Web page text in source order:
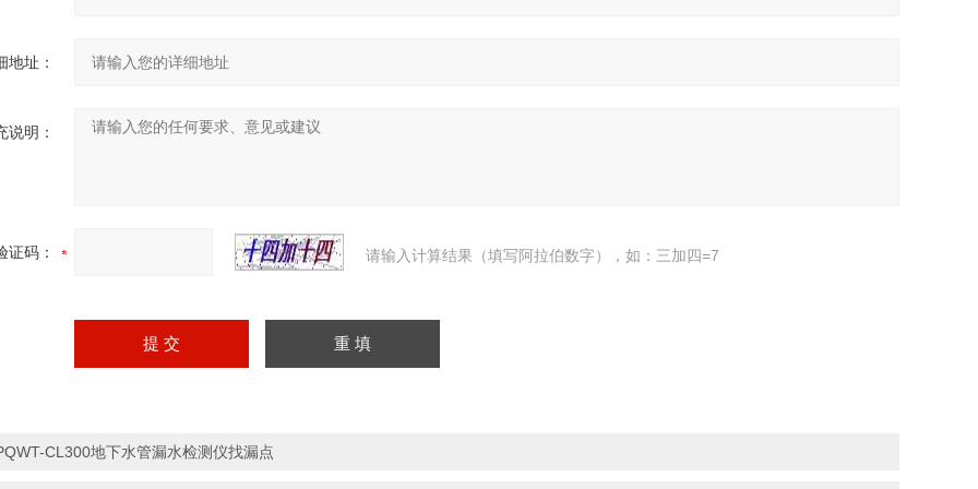
地址：
说明：
证码： 请输入计算结果（填写阿拉伯数字），如：三加四=7
CL300地下水管漏水检测仪找漏点